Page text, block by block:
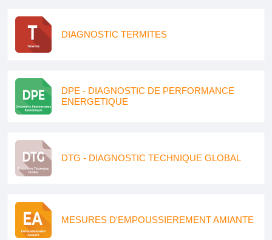
DIAGNOSTIC TERMITES
DPE - DIAGNOSTIC DE PERFORMANCE
ENERGETIQUE
DTG - DIAGNOSTIC TECHNIQUE GLOBAL
MESURES D'EMPOUSSIEREMENT AMIANTE